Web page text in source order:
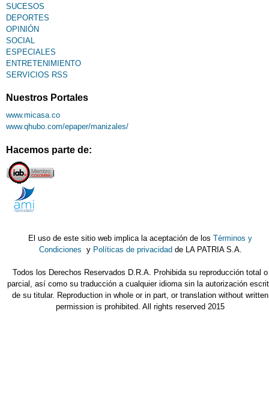
SUCESOS
DEPORTES
OPINIÓN
SOCIAL
ESPECIALES
ENTRETENIMIENTO
SERVICIOS RSS
Nuestros Portales
www.micasa.co
www.qhubo.com/epaper/manizales/
Hacemos parte de:
El uso de este sitio web implica la aceptación de losTérminos y
Condiciones y Políticas de privacidad de LA PATRIA S.A.
Todos los Derechos Reservados D.R.A. Prohibida su reproducción total o
parcial, así como su traducción a cualquier idioma sin la autorización
de su titular. Reproduction in whole or in part, or translation without written
permission is prohibited. All rights reserved 2015